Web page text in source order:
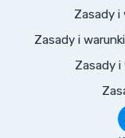
Zasady
Zasady i
Zasady